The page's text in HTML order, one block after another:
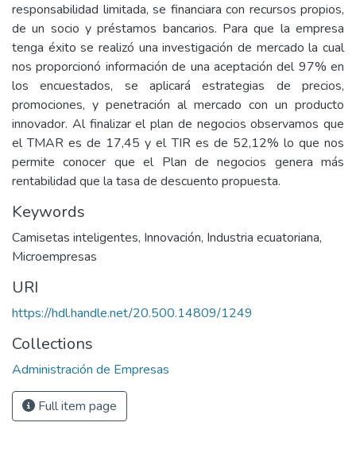
responsabilidad limitada, se financiara con recursos propios,
de un socio y préstamos bancarios. Para que la empresa
tenga éxito se realizó una investigación de mercado la cual
nos proporcionó información de una aceptación del 97% en
los encuestados, se aplicará estrategias de precios,
promociones, y penetración al mercado con un producto
innovador. Al finalizar el plan de negocios observamos que
el TMAR es de 17,45 y el TIR es de 52,12% lo que nos
permite conocer que el Plan de negocios genera más
rentabilidad que la tasa de descuento propuesta.
Keywords
Camisetas inteligentes, Innovación, Industria ecuatoriana,
Microempresas
URI
https://hdl.handle.net/20.500.14809/1249
Collections
Administración de Empresas
Full item page